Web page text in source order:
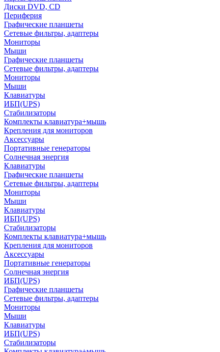
Диски DVD, CD
Периферия
Графические планшеты
Сетевые фильтры, адаптеры
Мониторы
Мыши
Графические планшеты
Сетевые фильтры, адаптеры
Мониторы
Мыши
Клавиатуры
ИБП(UPS)
Стабилизаторы
Комплекты клавиатура+мышь
Крепления для мониторов
Аксессуары
Портативные генераторы
Солнечная энергия
Клавиатуры
Графические планшеты
Сетевые фильтры, адаптеры
Мониторы
Мыши
Клавиатуры
ИБП(UPS)
Стабилизаторы
Комплекты клавиатура+мышь
Крепления для мониторов
Аксессуары
Портативные генераторы
Солнечная энергия
ИБП(UPS)
Графические планшеты
Сетевые фильтры, адаптеры
Мониторы
Мыши
Клавиатуры
ИБП(UPS)
Стабилизаторы